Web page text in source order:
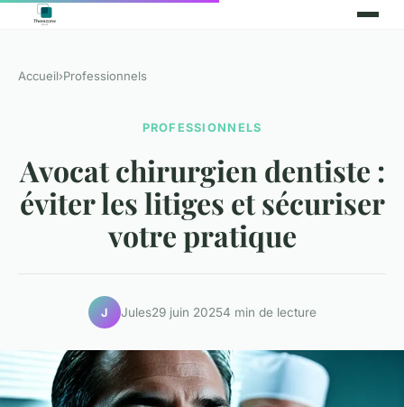
Accueil›Professionnels
PROFESSIONNELS
Avocat chirurgien dentiste :
éviter les litiges et sécuriser
votre pratique
J Jules29 juin 20254 min de lecture